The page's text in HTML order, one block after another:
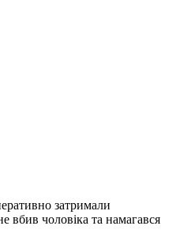
затримали
вбив чоловіка та намагався